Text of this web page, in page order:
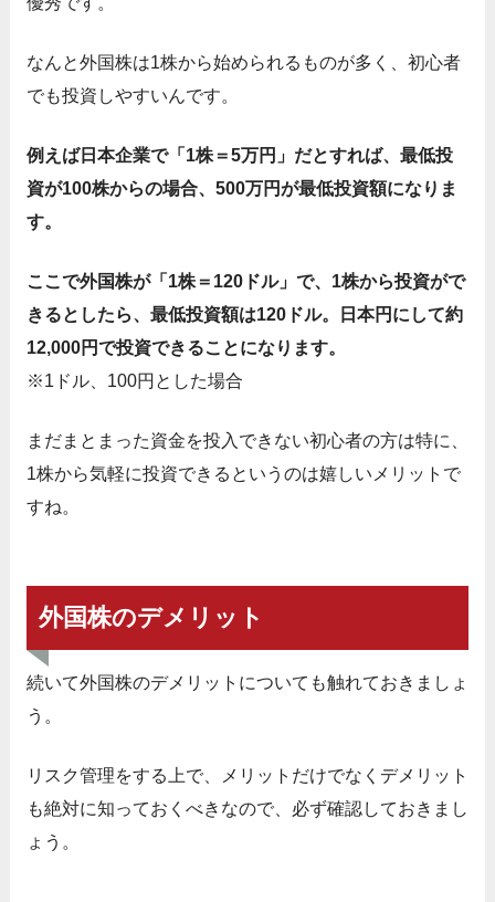
なんと外国株は1株から始められるものが多く、初心者
でも投資しやすいんです。
例えば日本企業で「1株＝5万円」だとすれば、最低投
資が100株からの場合、500万円が最低投資額になりま
す。
ここで外国株が「1株＝120ドル」で、1株から投資がで
きるとしたら、最低投資額は120ドル。日本円にして約
12,000円で投資できることになります。
※1ドル、100円とした場合
まだまとまった資金を投入できない初心者の方は特に、
1株から気軽に投資できるというのは嬉しいメリットで
すね。
外国株のデメリット
続いて外国株のデメリットについても触れておきましょ
う。
リスク管理をする上で、メリットだけでなくデメリット
も絶対に知っておくべきなので、必ず確認しておきまし
ょう。